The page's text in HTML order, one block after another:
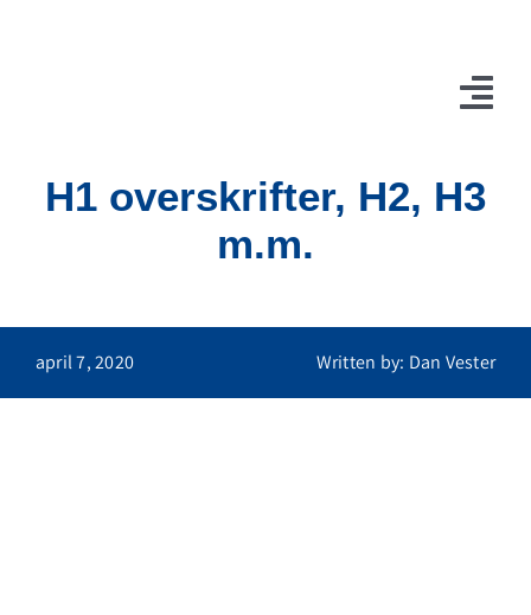
H1 overskrifter, H2, H3
m.m.
april 7, 2020 Written by: Dan Vester